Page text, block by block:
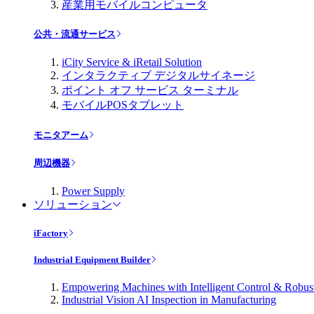
産業用モバイルコンピュータ
公共・流通サービス
iCity Service & iRetail Solution
インタラクティブ デジタルサイネージ
ポイント オフ サービス ターミナル
モバイルPOSタブレット
モニタアーム
周辺機器
Power Supply
ソリューション
iFactory
Industrial Equipment Builder
Empowering Machines with Intelligent Control &
Industrial Vision AI Inspection in Manufacturing